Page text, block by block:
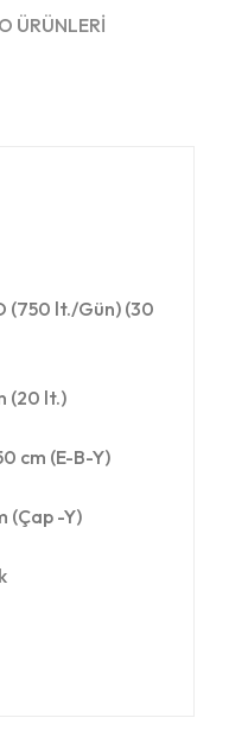
ÜRÜNLERİ
(750 lt./Gün) (30
lt.)
(E-B-Y)
-Y)